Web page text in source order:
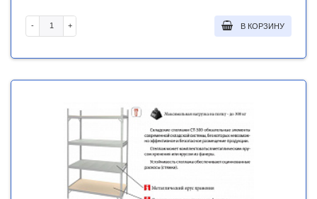
- + В КОРЗИНУ